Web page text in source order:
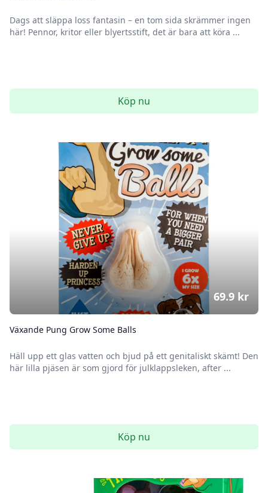
Dags att släppa loss fantasin – en tom sida skrämmer ingen
här! Pennor, kritor eller blyertsstift, det är bara att köra ...
Köp nu
Växande Pung Grow Some Balls
Häll upp ett glas vatten och bjud på ett genitaliskt skämt! Den
här lilla pjäsen är som gjord för julklappsleken, after ...
69.9 kr
Köp nu